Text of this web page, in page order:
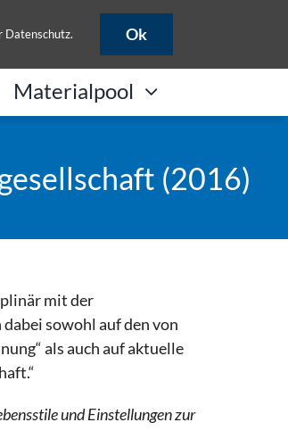
HISLSF
Materialpool
(2016)
mit der
sowohl auf den von
als auch auf aktuelle
und Einstellungen zur
Datenschutz. Ok